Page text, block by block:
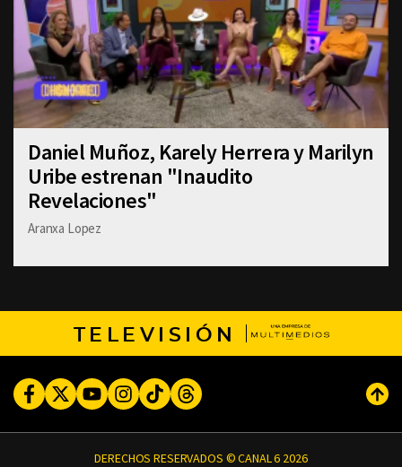
Daniel Muñoz, Karely Herrera y Marilyn
Uribe estrenan "Inaudito
Revelaciones"
Aranxa Lopez
TELEVISIÓN
FacebookTwitterYoutubeInstagram
TikTokThreads
DERECHOS RESERVADOS © CANAL 6 2026